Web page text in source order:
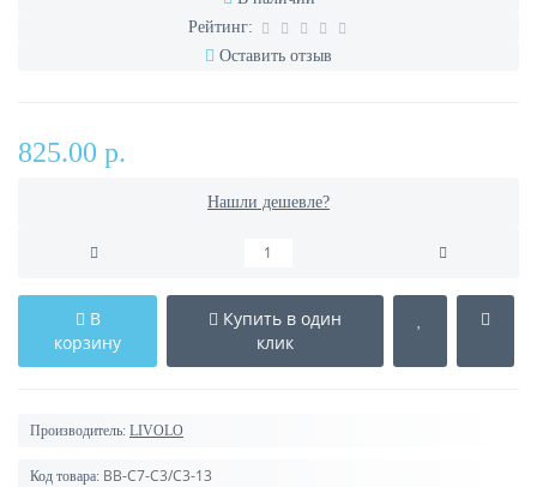
Рейтинг:
Оставить отзыв
825.00 р.
Нашли дешевле?
В
корзину
Купить в один
клик
Производитель: LIVOLO
Код товара: BB-C7-C3/C3-13